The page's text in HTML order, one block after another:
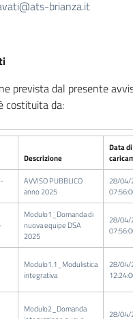
brianza.it
prevista dal presente
costituita da:
Descrizione
Data di
AVVISO PUBBLICO
anno 2025
28/04/
Modulo1_Domanda di
nuova equipe DSA
2025
28/04/
Modulo1.1_Modulistica
integrativa
28/04/
Modulo2_Domanda
28/04/